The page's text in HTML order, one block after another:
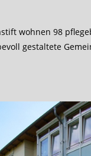
wohnen 98
gestaltete